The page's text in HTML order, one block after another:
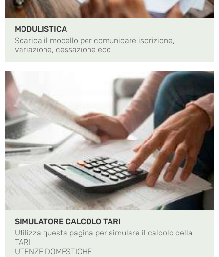
MODULISTICA
Scarica il modello per comunicare iscrizione,
variazione, cessazione ecc
SIMULATORE CALCOLO TARI
Utilizza questa pagina per simulare il calcolo della
TARI
UTENZE DOMESTICHE